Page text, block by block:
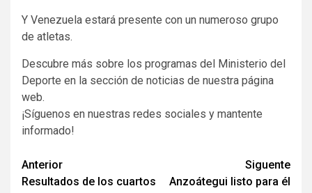
Y Venezuela estará presente con un numeroso grupo
de atletas.
Descubre más sobre los programas del Ministerio del
Deporte en la sección de noticias de nuestra página
web.
¡Síguenos en nuestras redes sociales y mantente
informado!
Navegación
Anterior
Resultados de los cuartos
Siguente
Anzoátegui listo para él